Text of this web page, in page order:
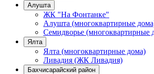
Алушта
ЖК "На Фонтанке"
Алушта (многоквартирные
Семидворье (многоквартирные
Ялта
Ялта (многоквартирные дома)
Ливадия (ЖК Ливадия)
Бахчисарайский район